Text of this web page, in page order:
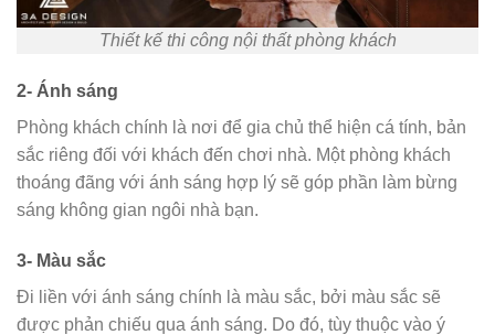
Thiết kế thi công nội thất phòng khách
2- Ánh sáng
Phòng khách chính là nơi để gia chủ thể hiện cá tính, bản
sắc riêng đối với khách đến chơi nhà. Một phòng khách
thoáng đãng với ánh sáng hợp lý sẽ góp phần làm bừng
sáng không gian ngôi nhà bạn.
3- Màu sắc
Đi liền với ánh sáng chính là màu sắc, bởi màu sắc sẽ
được phản chiếu qua ánh sáng. Do đó, tùy thuộc vào ý